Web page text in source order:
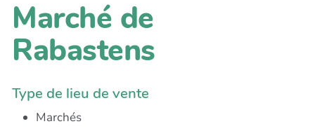
Marché de
Rabastens
Type de lieu de vente
Marchés